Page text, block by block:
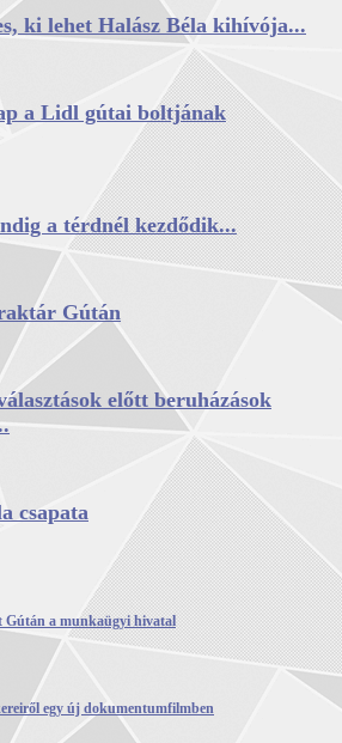
ki lehet Halász Béla kihívója...
a Lidl gútai boltjának
a térdnél kezdődik...
Gútán
előtt beruházások
csapata
Gútán a munkaügyi hivatal
egy új dokumentumfilmben